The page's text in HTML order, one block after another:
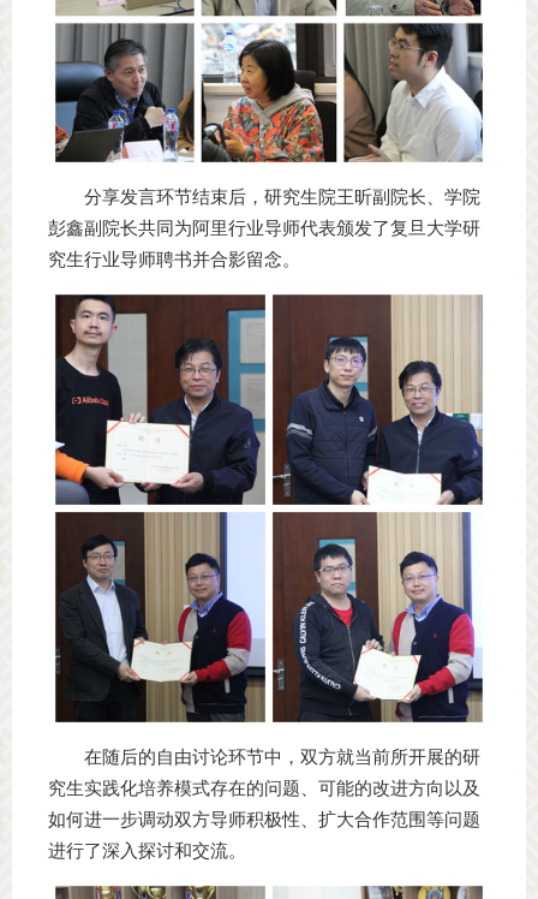
分享发言环节结束后，研究生院王昕副院长、学院
彭鑫副院长共同为阿里行业导师代表颁发了复旦大学研
究生行业导师聘书并合影留念。
在随后的自由讨论环节中，双方就当前所开展的研
究生实践化培养模式存在的问题、可能的改进方向以及
如何进一步调动双方导师积极性、扩大合作范围等问题
进行了深入探讨和交流。